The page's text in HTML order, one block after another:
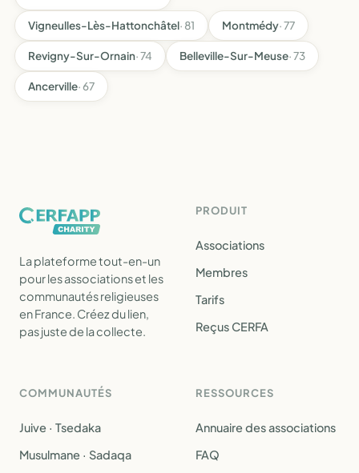
Vigneulles-Lès-Hattonchâtel· 81 Montmédy· 77
Revigny-Sur-Ornain· 74 Belleville-Sur-Meuse· 73
Ancerville· 67
La plateforme tout-en-un
pour les associations et les
communautés religieuses
en France. Créez du lien,
pas juste de la collecte.
PRODUIT
Associations
Membres
Tarifs
Reçus CERFA
COMMUNAUTÉS
Juive · Tsedaka
Musulmane · Sadaqa
RESSOURCES
Annuaire des associations
FAQ